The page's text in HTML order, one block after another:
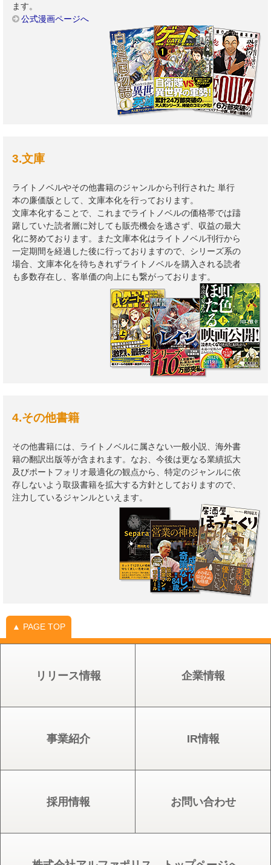
ます。
公式漫画ページへ
3.文庫
ライトノベルやその他書籍のジャンルから刊行された 単行
本の廉価版として、文庫本化を行っております。
文庫本化することで、これまでライトノベルの価格帯では躊
躇していた読者層に対しても販売機会を逃さず、収益の最大
化に努めております。また文庫本化はライトノベル刊行から
一定期間を経過した後に行っておりますので、シリーズ系の
場合、文庫本化を待ちきれずライトノベルを購入される読者
も多数存在し、客単価の向上にも繋がっております。
4.その他書籍
その他書籍には、ライトノベルに属さない一般小説、海外書
籍の翻訳出版等が含まれます。なお、今後は更なる業績拡大
及びポートフォリオ最適化の観点から、特定のジャンルに依
存しないよう取扱書籍を拡大する方針としておりますので、
注力しているジャンルといえます。
▲ PAGE TOP
リリース情報 企業情報
事業紹介 IR情報
採用情報 お問い合わせ